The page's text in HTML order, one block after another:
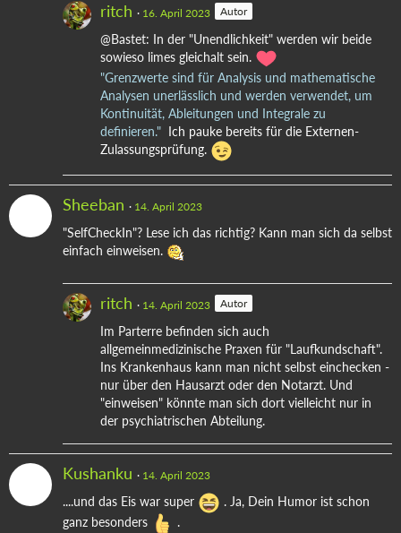
ritch 16. April 2023 Autor
@Bastet: In der "Unendlichkeit" werden wir beide
sowieso limes gleichalt sein.
"Grenzwerte sind für Analysis und mathematische
Analysen unerlässlich und werden verwendet, um
Kontinuität, Ableitungen und Integrale zu
definieren."
Ich pauke bereits für die Externen-
Zulassungsprüfung.
Sheeban 14. April 2023
"SelfCheckIn"? Lese ich das richtig? Kann man sich da selbst
einfach einweisen.
ritch 14. April 2023 Autor
Im Parterre befinden sich auch
allgemeinmedizinische Praxen für "Laufkundschaft".
Ins Krankenhaus kann man nicht selbst einchecken -
nur über den Hausarzt oder den Notarzt. Und
"einweisen" könnte man sich dort vielleicht nur in
der psychiatrischen Abteilung.
Kushanku 14. April 2023
....und das Eis war super
. Ja, Dein Humor ist schon
ganz besonders
.